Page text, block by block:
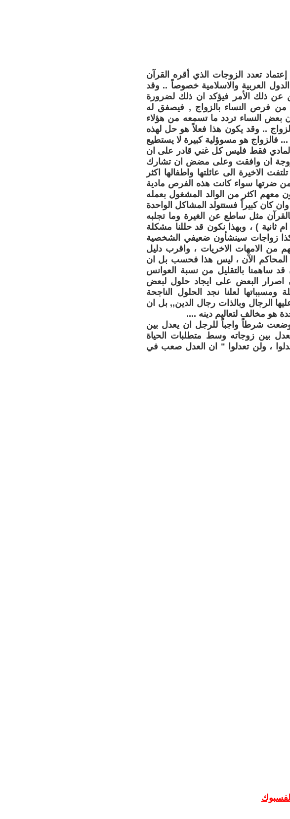
تعدد الزوجات الذي أقره القرآن
العربية والاسلامية خصوصاً .. وقد
عن ذلك الأمر فيؤكد ان ذلك لضرورة
من فرص النساء بالزواج , فيصفق له
بعض النساء تردد ما تسمعه من هؤلاء
.. وقد يكون هذا فعلاً هو حل لهذه
فالزواج هو مسوؤلية كبيرة لا يستطيع
المادي فقط فليس كل غني قادر على ان
ان وافقت وعلى مضض ان تشارك
الاخيرة الى عائلتها واطفالها اكثر
ضرتها سواء كانت هذه الفرص مادية
معهم اكثر من الوالد المشغول بعمله
كان كبيراً فستتولد المشاكل الواحدة
مثل ساطع عن الغيرة وما تجلبه
) ، وبهذا نكون قد حللنا مشكلة
زواجات سينشأون ضعيفي الشخصية
من الامهات الاخريات ، واقرب دليل
المحاكم الآن ، ليس هذا فحسب بل ان
ساهمنا بالتقليل من نسبة العوانس
اصرار البعض على ايجاد حلول لبعض
لعلنا نجد الحلول الناجحة
الرجال وبالذات رجال الدين,, بل ان
هو مخالف لتعاليم دينه ....
وضعت شرطاً واجباً للرجل ان يعدل بين
بين زوجاته وسط متطلبات الحياة
، ولن تعدلوا " ان العدل صعب في